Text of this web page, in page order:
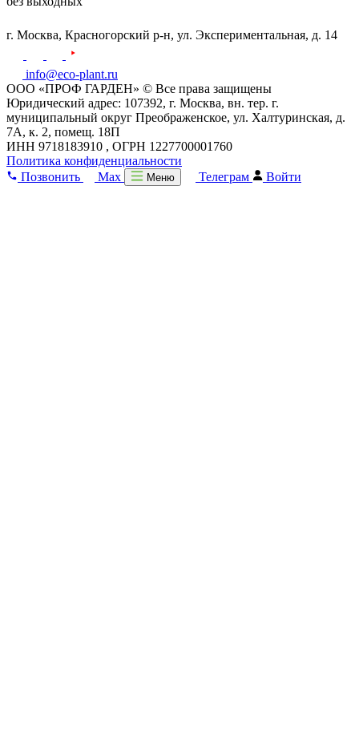
г. Москва, Красногорский р-н, ул. Экспериментальная, д. 14
info@eco-plant.ru
ООО «ПРОФ ГАРДЕН» © Все права защищены
Юридический адрес: 107392, г. Москва, вн. тер. г.
муниципальный округ Преображенское, ул. Халтуринская, д.
7А, к. 2, помещ. 18П
ИНН 9718183910 , ОГРН 1227700001760
Политика конфиденциальности
Позвонить
Max Меню Телеграм Войти